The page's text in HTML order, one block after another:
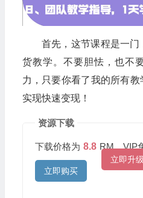
首先，这节课程是一
货教学。不要胆怯，也不
力，只要你看了我的所有
实现快速变现！
资源下载
下载价格为 8.8 RM，VIP
立即升级
立即购买